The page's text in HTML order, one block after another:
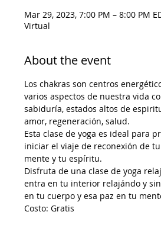
Mar 29, 2023, 7:00 PM – 8:00 PM
Virtual
About the event
Los chakras son centros
varios aspectos de nuestra vida
sabiduría, estados altos de
amor, regeneración, salud.
Esta clase de yoga es ideal para
iniciar el viaje de reconexión de
mente y tu espíritu.
Disfruta de una clase de yoga
entra en tu interior relajándo y
en tu cuerpo y esa paz en tu
Costo: Gratis